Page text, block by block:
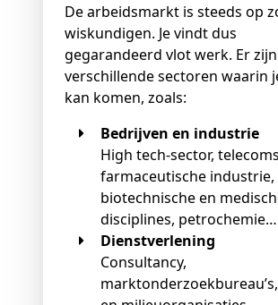
De arbeidsmarkt is steeds op
wiskundigen. Je vindt dus
gegarandeerd vlot werk. Er zijn
verschillende sectoren waarin
kan komen, zoals:
Bedrijven en industrie
High tech-sector,
farmaceutische industrie,
biotechnische en
disciplines, petrochemie…
Dienstverlening
Consultancy,